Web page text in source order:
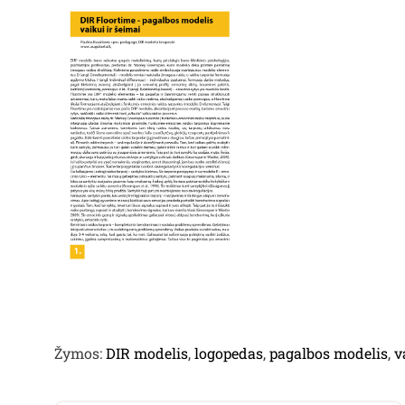
Žymos:DIR modelis,logopedas,pagalbos modelis,